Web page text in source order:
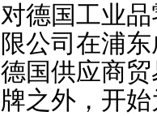
对德国工业
限公司在浦
德国供应商
牌之外，开